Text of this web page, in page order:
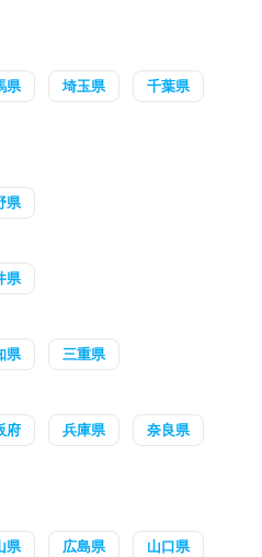
県 埼玉県 千葉県
県
県
県 三重県
府 兵庫県 奈良県
県 広島県 山口県